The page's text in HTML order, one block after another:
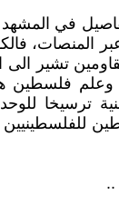
في
المنصات،
تشير الى
وعلم فلسطين
ترسيخا
..